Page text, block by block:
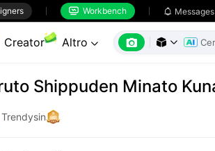
 Workbench  Messages
Creator Altro    
Shippuden Minato
Trendysin